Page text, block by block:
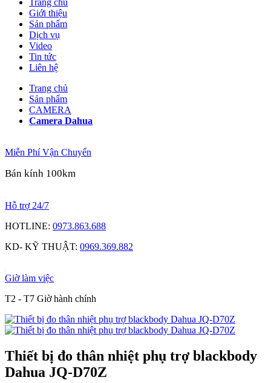
Trang chủ
Giới thiệu
Sản phẩm
Dịch vụ
Video
Tin tức
Liên hệ
Trang chủ
Sản phẩm
CAMERA
Camera Dahua
Miễn Phí Vận Chuyển
Bán kính 100km
Hỗ trợ 24/7
HOTLINE: 0973.863.688
KD- KỸ THUẬT: 0969.369.882
Giờ làm việc
T2 - T7 Giờ hành chính
Thiết bị đo thân nhiệt phụ trợ blackbody
Dahua JQ-D70Z